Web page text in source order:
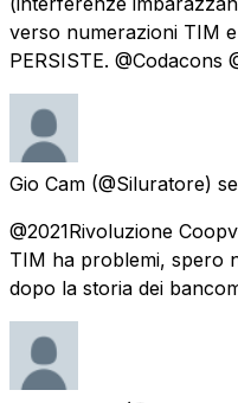
verso numerazioni TIM
PERSISTE. @Codacons
Gio Cam (@Siluratore)
@2021Rivoluzione
TIM ha problemi, spero
dopo la storia dei